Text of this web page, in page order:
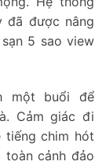
đã được nâng
5 sao view
một buổi để
Cảm giác đi
tiếng chim hót
toàn cảnh đảo